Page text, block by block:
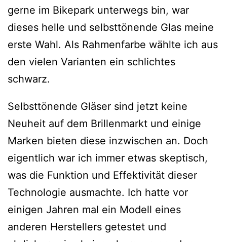
gerne im Bikepark unterwegs bin, war
dieses helle und selbsttönende Glas meine
erste Wahl. Als Rahmenfarbe wählte ich aus
den vielen Varianten ein schlichtes
schwarz.
Selbsttönende Gläser sind jetzt keine
Neuheit auf dem Brillenmarkt und einige
Marken bieten diese inzwischen an. Doch
eigentlich war ich immer etwas skeptisch,
was die Funktion und Effektivität dieser
Technologie ausmachte. Ich hatte vor
einigen Jahren mal ein Modell eines
anderen Herstellers getestet und